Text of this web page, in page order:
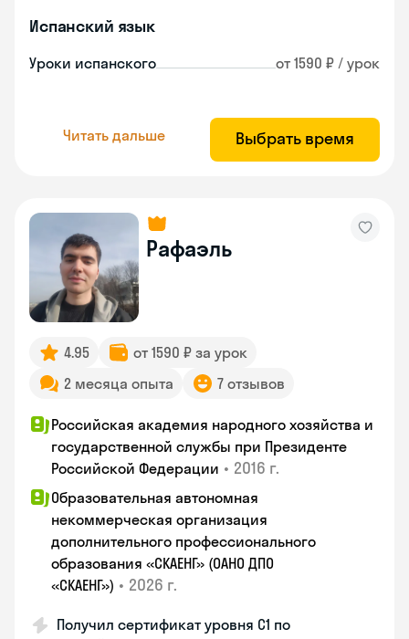
Испанский язык
Уроки испанского от 1590 ₽ / урок
Читать дальше Выбрать время
Рафаэль
4.95
от 1590 ₽ за урок
2 месяца опыта
7 отзывов
Российская академия народного хозяйства и
государственной службы при Президенте
Российской Федерации • 2016 г.
Образовательная автономная
некоммерческая организация
дополнительного профессионального
образования «СКАЕНГ» (ОАНО ДПО
«СКАЕНГ») • 2026 г.
Получил сертификат уровня С1 по